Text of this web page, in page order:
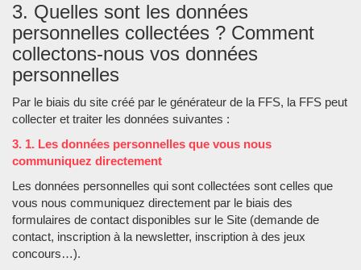
3. Quelles sont les données
personnelles collectées ? Comment
collectons-nous vos données
personnelles
Par le biais du site créé par le générateur de la FFS, la FFS peut
collecter et traiter les données suivantes :
3. 1. Les données personnelles que vous nous
communiquez directement
Les données personnelles qui sont collectées sont celles que
vous nous communiquez directement par le biais des
formulaires de contact disponibles sur le Site (demande de
contact, inscription à la newsletter, inscription à des jeux
concours…).